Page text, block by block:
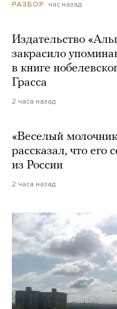
РАЗБОР час назад
Издательство
закрасило
в книге
Грасса
2 часа назад
«Веселый
рассказал, что его
из России
2 часа назад